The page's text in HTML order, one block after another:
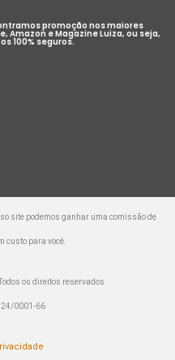
promoção nos maiores
Amazon e Magazine Luiza, ou seja,
100% seguros.
site podemos ganhar uma comissão de
custo para você.
os direitos reservados
0001-66